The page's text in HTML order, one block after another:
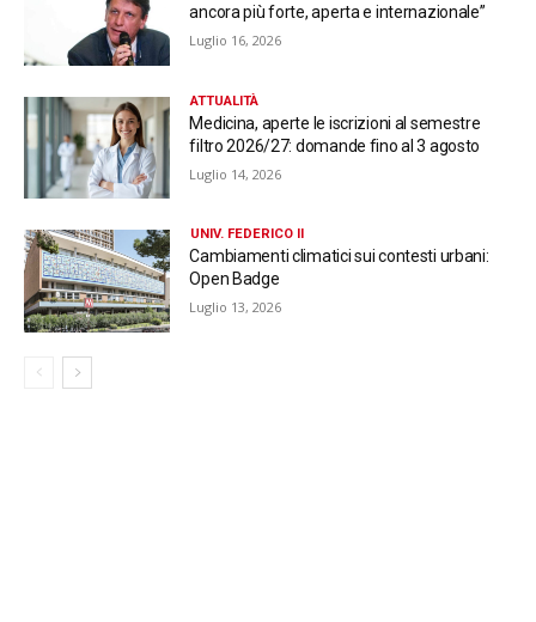
ancora più forte, aperta e internazionale”
Luglio 16, 2026
ATTUALITÀ
Medicina, aperte le iscrizioni al semestre
filtro 2026/27: domande fino al 3 agosto
Luglio 14, 2026
UNIV. FEDERICO II
Cambiamenti climatici sui contesti urbani:
Open Badge
Luglio 13, 2026